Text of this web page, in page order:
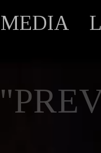
MEDIA